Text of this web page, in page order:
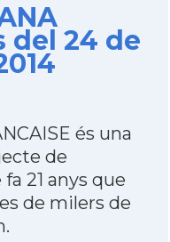
del 24 de
és una
de
21 anys que
de milers de